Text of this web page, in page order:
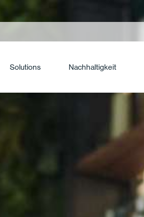
Solutions Nachhaltigkeit